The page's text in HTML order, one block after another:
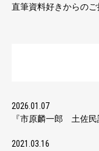
直筆資料好きからのご
2026.01.07
『市原麟一郎 土佐民
2021.03.16